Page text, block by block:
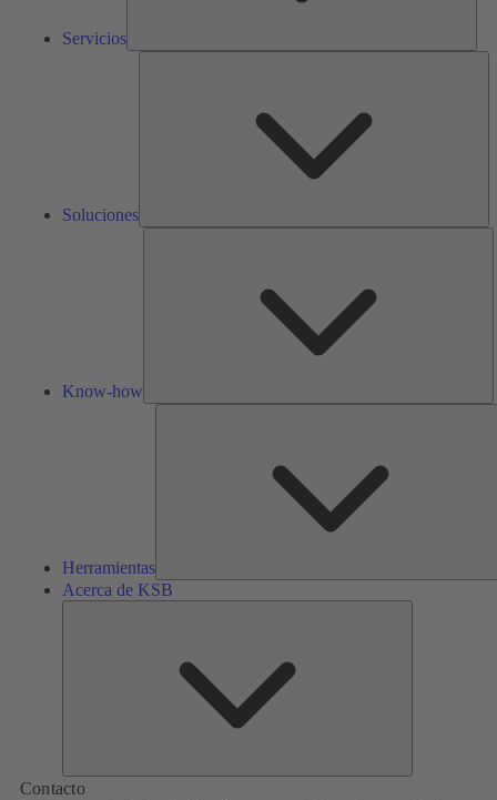
Servicios
Soluciones
Know-how
Herramientas
Acerca de KSB
Contacto